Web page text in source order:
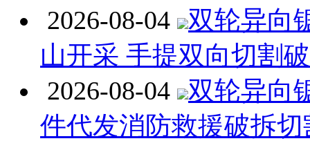
2026-08-04
双轮异向
山开采 手提双向切割
2026-08-04
双轮异向
件代发消防救援破拆